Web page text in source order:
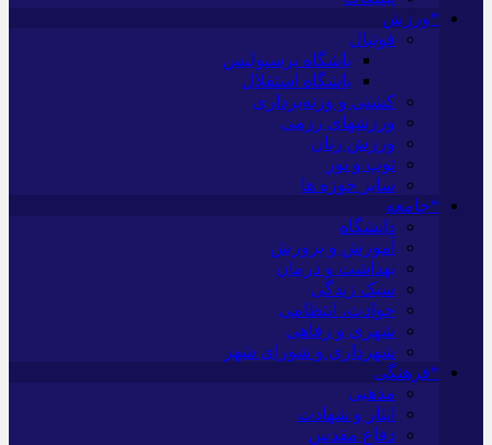
*ورزش
فوتبال
باشگاه پرسپولیس
باشگاه استقلال
کشتی و وزنه‌برداری
ورزشهای رزمی
ورزش زنان
توپ و تور
سایر حوزه ها
*جامعه
دانشگاه
آموزش و پرورش
بهداشت و درمان
سبک زندگی
حوادث، انتظامی
شهری و رفاهی
شهرداری و شورای شهر
*فرهنگی
مذهبی
ایثار و شهادت
دفاع مقدس